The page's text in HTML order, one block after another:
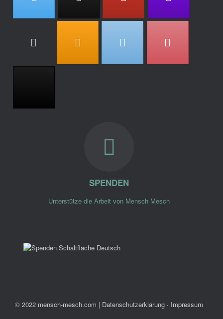
SPENDEN
Unterstütze die Arbeit von Mensch Mesch
© 2022 mensch-mesch.com | Datenschutzerklärung ∙ Impressum